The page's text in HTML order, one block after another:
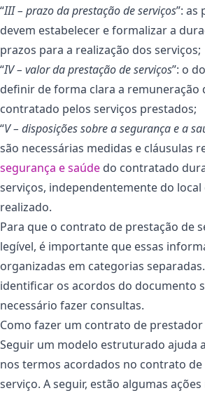
“III – prazo da prestação de serviços”: as
devem estabelecer e formalizar a
prazos para a realização dos serviços;
“IV – valor da prestação de serviços”: o
definir de forma clara a remuneração
contratado pelos serviços prestados;
“V – disposições sobre a segurança e a
são necessárias medidas e cláusulas
segurança e saúde do contratado
serviços, independentemente do
realizado.
Para que o contrato de prestação de
legível, é importante que essas
organizadas em categorias
identificar os acordos do documento
necessário fazer consultas.
Como fazer um contrato de prestador
Seguir um modelo estruturado ajuda
nos termos acordados no contrato
serviço. A seguir, estão algumas